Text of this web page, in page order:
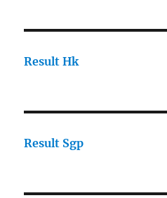
Result Hk
Result Sgp